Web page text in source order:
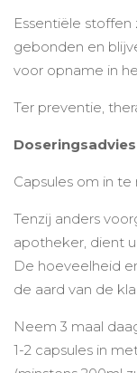
Essentiële
gebonden en
voor opname in
Ter preventie,
Capsules om in te
Tenzij anders
apotheker, dient
De hoeveelheid
de aard van de
Neem 3 maal
1-2 capsules in